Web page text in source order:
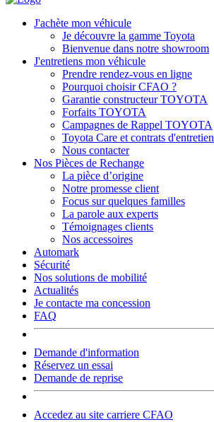
J'achète mon véhicule
Je découvre la gamme Toyota
Bienvenue dans notre showroom
J'entretiens mon véhicule
Prendre rendez-vous en ligne
Pourquoi choisir CFAO ?
Garantie constructeur TOYOTA
Forfaits TOYOTA
Campagnes de Rappel TOYOTA
Toyota Care et contrats d'entretien
Nous contacter
Nos Pièces de Rechange
La pièce d’origine
Notre promesse client
Focus sur quelques familles
La parole aux experts
Témoignages clients
Nos accessoires
Automark
Sécurité
Nos solutions de mobilité
Actualités
Je contacte ma concession
FAQ
Demande d'information
Réservez un essai
Demande de reprise
Accedez au site carriere CFAO